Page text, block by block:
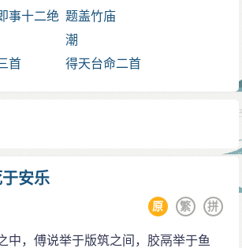
事十二绝 题盖竹庙
潮
首
得天台命二首
安乐
拼
繁
原
，傅说举于版筑之间，胶鬲举于鱼